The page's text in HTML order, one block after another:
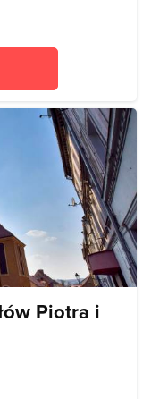
Piotra i